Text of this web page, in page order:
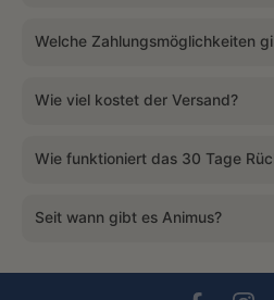
Welche Zahlungsmöglichkeiten
Wie viel kostet der Versand?
Wie funktioniert das 30 Tage
Seit wann gibt es Animus?